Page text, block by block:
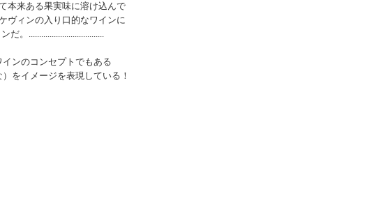
本来ある果実味に溶け込んで
ヴィンの入り口的なワインに
。....................................
ンのコンセプトでもある
をイメージを表現している！